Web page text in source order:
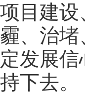
项目建设
霾、治堵
定发展
持下去。